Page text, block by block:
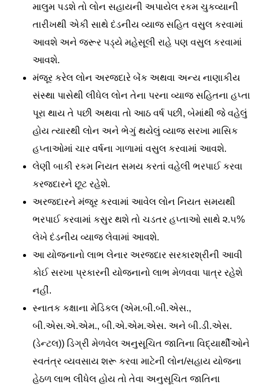
માલુમ પડશે તો લોન સહાયની અપાયેલ રકમ ચુકવ્યાની
તારીખથી એકી સાથે દંડનીય વ્યાજ સહિત વસુલ કરવામાં
આવશે અને જરૂર પડ્યે મહેસૂલી રાહે પણ વસુલ કરવામાં
આવશે.
મંજૂર કરેલ લોન અરજદારે બેંક અથવા અન્ય નાણાકીય
સંસ્થા પાસેથી લીધેલ લોન તેના પરના વ્યાજ સહિતના હપ્તા
પૂરા થાય તે પછી અથવા તો આઠ વર્ષ પછી, બેમાંથી જે વહેલું
હોય ત્યારથી લોન અને ભેગું થયેલું વ્યાજ સરખા માસિક
હપ્તાઓમાં ચાર વર્ષના ગાળામાં વસુલ કરવામાં આવશે.
લેણી બાકી રકમ નિયત સમય કરતાં વહેલી ભરપાઈ કરવા
કરજદારને છૂટ રહેશે.
અરજદારને મંજૂર કરવામાં આવેલ લોન નિયત સમયથી
ભરપાઈ કરવામાં કસુર થશે તો ચડતર હપ્તાઓ સાથે ૨.૫%
લેખે દંડનીય વ્યાજ લેવામાં આવશે.
આ યોજનાનો લાભ લેનાર અરજદાર સરકારશ્રીની આવી
કોઈ સરખા પ્રકારની યોજનાનો લાભ મેળવવા પાત્ર રહેશે
નહીં.
સ્નાતક કક્ષાના મેડિકલ (એમ.બી.બી.એસ.,
બી.એસ.એ.એમ., બી.એ.એમ.એસ. અને બી.ડી.એસ.
(ડેન્ટલ)) ડિગ્રી મેળવેલ અનુસૂચિત જાતિના વિદ્યાર્થીઓને
સ્વતંત્ર વ્યવસાય શરૂ કરવા માટેની લોન/સહાય યોજના
હેઠળ લાભ લીધેલ હોય તો તેવા અનુસૂચિત જાતિના